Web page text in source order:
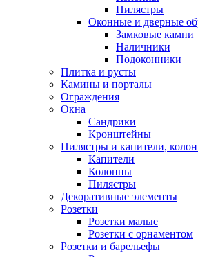
Пилястры
Оконные и дверные
Замковые камни
Наличники
Подоконники
Плитка и русты
Камины и порталы
Ограждения
Окна
Сандрики
Кронштейны
Пилястры и капители,
Капители
Колонны
Пилястры
Декоративные элементы
Розетки
Розетки малые
Розетки с орнаментом
Розетки и барельефы